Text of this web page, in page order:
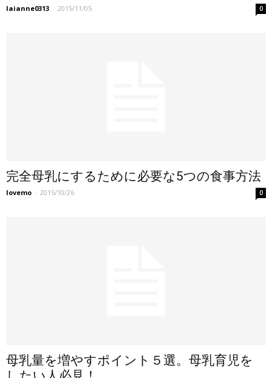
laianne0313 - 2015/11/05 0
完全母乳にするために必要な5つの食事方法
lovemo - 2015/10/26 0
母乳量を増やすポイント５選。母乳育児を